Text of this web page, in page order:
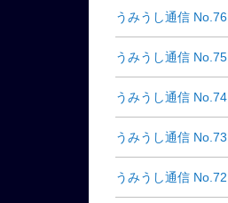
うみうし通信 No.76
うみうし通信 No.75
うみうし通信 No.74
うみうし通信 No.73
うみうし通信 No.72